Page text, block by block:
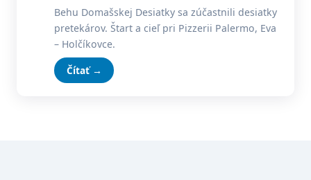
Behu Domašskej Desiatky sa zúčastnili desiatky
pretekárov. Štart a cieľ pri Pizzerii Palermo, Eva
– Holčíkovce.
Čítať →